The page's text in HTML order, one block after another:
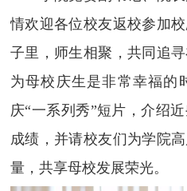
情欢迎各位校友返校参加
子里，师生相聚，共同追
为母校庆生是非常幸福的
庆“一系列秀”短片，介绍
成绩，并请校友们为学院
量，共享母校发展荣光。